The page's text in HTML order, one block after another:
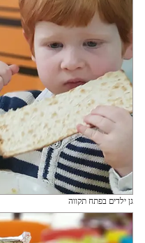
גן ילדים בפתח תקווה